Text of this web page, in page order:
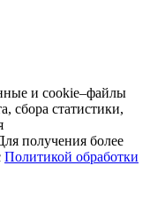
и cookie–файлы
сбора статистики,
получения более
Политикой обработки